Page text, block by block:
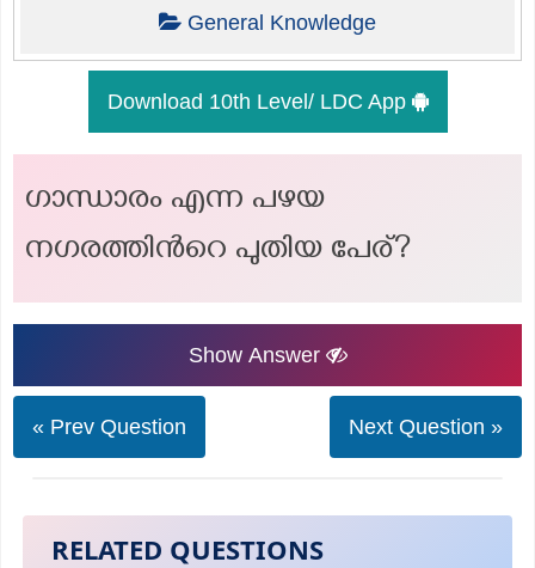
General Knowledge
Download 10th Level/ LDC App
ഗാന്ധാരം എന്ന പഴയ
നഗരത്തിൻറെ പുതിയ പേര്?
Show Answer
« Prev Question Next Question »
RELATED QUESTIONS